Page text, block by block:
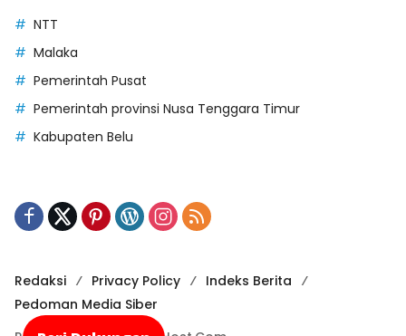
NTT
Malaka
Pemerintah Pusat
Pemerintah provinsi Nusa Tenggara Timur
Kabupaten Belu
Redaksi Privacy Policy
Indeks Berita
Pedoman Media Siber